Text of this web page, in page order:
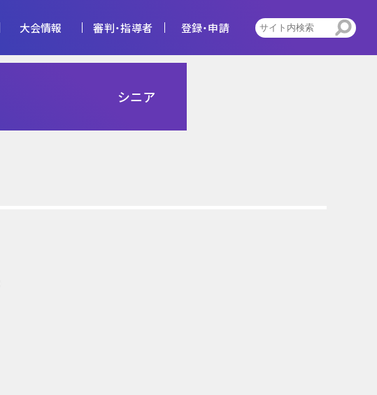
ビジョン
大会情報
キッズ
天皇杯 トレセン活動
審判・指導者 登録・申請
シニア